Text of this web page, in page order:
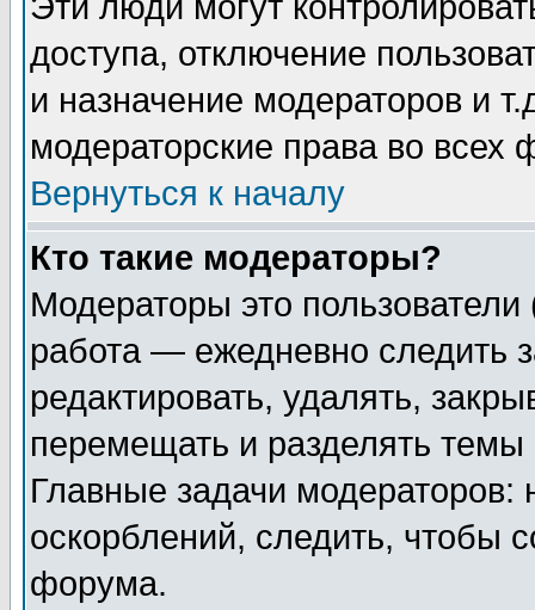
доступа, отключение
и назначение модераторов и
модераторские права во всех
Вернуться к началу
Кто такие модераторы?
Модераторы это
работа — ежедневно следить
редактировать, удалять,
перемещать и разделять
Главные задачи
оскорблений, следить, чтобы
форума.